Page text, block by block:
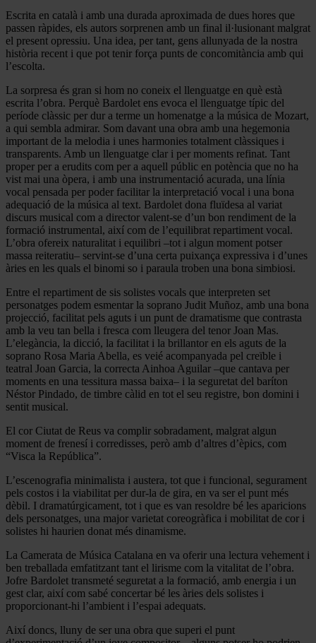
Escrita en català i amb una durada aproximada de dues hores que
passen ràpides, els autors sorprenen amb un final il·lusionant malgrat
el present opressiu. Una idea, per tant, gens allunyada de la nostra
història recent i que pot tenir força punts de concomitància amb qui
l’escolta.
La sorpresa és gran si hom no coneix el llenguatge en què està
escrita l’obra. Perquè Bardolet ens evoca el llenguatge típic del
període clàssic per dur a terme un homenatge a la música de Mozart,
a qui sembla admirar. Som davant una obra amb una hegemonia
important de la melodia i unes harmonies totalment clàssiques i
transparents. Amb un llenguatge clar i per moments refinat. Tant
proper per a erudits com per a aquell públic en potència que no ha
vist mai una òpera, i amb una instrumentació acurada, una línia
vocal pensada per poder facilitar la interpretació vocal i una bona
adequació de la música al text. Bardolet dona fluïdesa al variat
discurs musical com a director valent-se d’un bon rendiment de la
formació instrumental, així com de l’equilibrat repartiment vocal.
L’obra ofereix naturalitat i equilibri –tot i algun moment potser
massa reiteratiu– servint-se d’una certa puixança expressiva i d’unes
àries en les quals el binomi so i paraula troben una bona simbiosi.
Entre el repartiment de sis solistes vocals que interpreten set
personatges podem esmentar la soprano Judit Muñoz, amb una bona
projecció, facilitat pels aguts i un punt de dramatisme que contrasta
amb la veu tan bella i fresca com lleugera del tenor Joan Mas.
L’elegància, la dicció, la facilitat i la brillantor en els aguts de la
soprano Rosa Maria Abella, es veié acompanyada pel creïble i
teatral Joan Garcia, la correcta Ainhoa Aguilar –que cantava per
moments en una tessitura massa baixa– i la seguretat del baríton
Néstor Pindado, de timbre càlid en tot el seu registre, bon domini i
sentit musical.
El cor Ciutat de Reus va complir sobradament, malgrat algun
moment de frenesí i corredisses, però amb d’altres d’èpics, com
“Visca la República”.
L’escenografia minimalista i austera, tot que i funcional, segurament
pels costos i la viabilitat per dur-la de gira, en va ser el punt més
dèbil. I dramatúrgicament, tot i que es van resoldre bé les aparicions
dels personatges, una major varietat coreogràfica i mobilitat de cor i
solistes hi haurien donat més dinamisme.
La Camerata de Música Catalana en va oferir una lectura vehement i
ben treballada emfatitzant tant el lirisme com la vitalitat de l’obra.
Jofre Bardolet transmeté seguretat a la formació, amb energia i un
gest clar, així com sabé concertar bé les àries dels solistes i
proporcionant-hi l’ambient i l’espai adequats.
Així doncs, lluny de ser una obra que superi el punt